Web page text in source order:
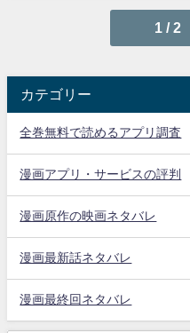
1 / 2
カテゴリー
全巻無料で読めるアプリ調査
漫画アプリ・サービスの評判
漫画原作の映画ネタバレ
漫画最新話ネタバレ
漫画最終回ネタバレ